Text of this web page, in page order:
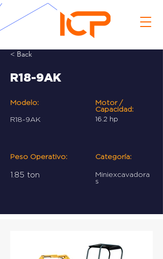
< Back
R18-9AK
Modelo:
R18-9AK
Motor /
Capacidad:
16.2 hp
Peso Operativo:
1.85 ton
Categoría:
Miniexcavadora
s